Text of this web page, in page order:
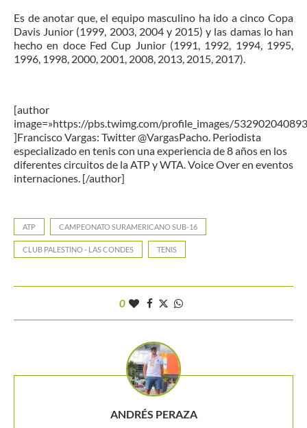
Es de anotar que, el equipo masculino ha ido a cinco Copa
Davis Junior (1999, 2003, 2004 y 2015) y las damas lo han
hecho en doce Fed Cup Junior (1991, 1992, 1994, 1995,
1996, 1998, 2000, 2001, 2008, 2013, 2015, 2017).
[author
image=»https://pbs.twimg.com/profile_images/
]Francisco Vargas: Twitter @VargasPacho. Periodista
especializado en tenis con una experiencia de 8 años en los
diferentes circuitos de la ATP y WTA. Voice Over en eventos
internaciones. [/author]
ATP CAMPEONATO SURAMERICANO SUB-16
CLUB PALESTINO - LAS CONDES TENIS
0
ANDRÉS PERAZA